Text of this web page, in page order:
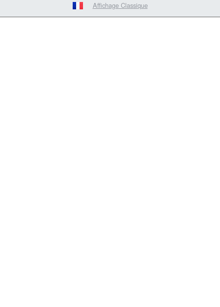
Affichage Classique